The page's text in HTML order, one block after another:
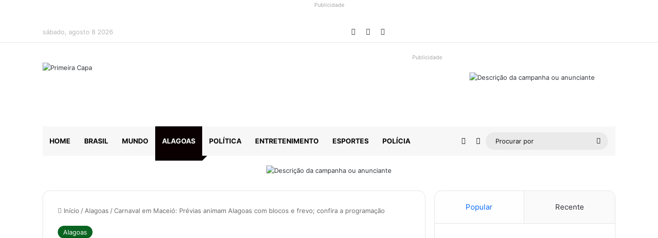
Publicidade
sábado, agosto 8 2026 Facebook
YouTube
Publicidade
HOME BRASIL MUNDO ALAGOAS POLÍTICA ENTRETENIMENTO ESPORTES POLÍCIA Barra Lateral
Switch skin
Procurar
Início / Alagoas /Carnaval em Maceió: Prévias animam Alagoas com blocos e frevo; confira a programação
Alagoas
Popular Recente